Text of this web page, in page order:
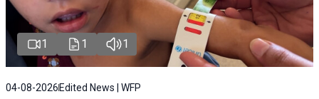
1 1 1
04-08-2026 Edited News | WFP